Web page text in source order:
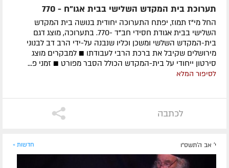
תערוכת בית המקדש השלישי בבית אגו"ח - 770
החל מי"ז תמוז, יפתח התערוכה יחודית בנושה בית המקדש
השלישי בבית אגודת חסידי חב"ד -770. בתערוכה, מוצג דגם
בית-המקדש השלשי ומשכן וכליו שנבנה על-ידי הרב דב לבנוני
מירושלים שקיבל את ברכת הרבי לעבודתו ■ למבקרים מוצג
סירטון ייחודי על בית-המקדש הכולל הסבר מפורט ■ זמני פ...
לסיפור המלא
לכתבה
י' אב ה׳תשס״ו חדשות »